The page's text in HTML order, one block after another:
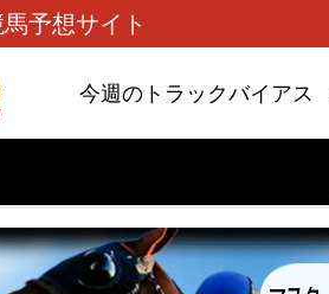
予想サイト
今週のトラックバイアス